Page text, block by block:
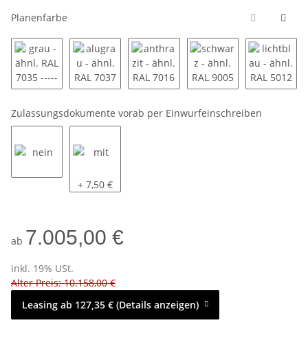
Planenfarbe
Zulassungsdokumente vorab per Einwurfeinschreiben
mit
+ 7,50 €
ab 7.005,00 €
inkl. 19% USt.
Alter Preis: 10.158,00 €
Leasing ab 127,35 € (Details anzeigen)